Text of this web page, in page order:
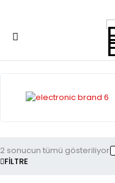
FILTRE
2 sonucun tümü gösteriliyor